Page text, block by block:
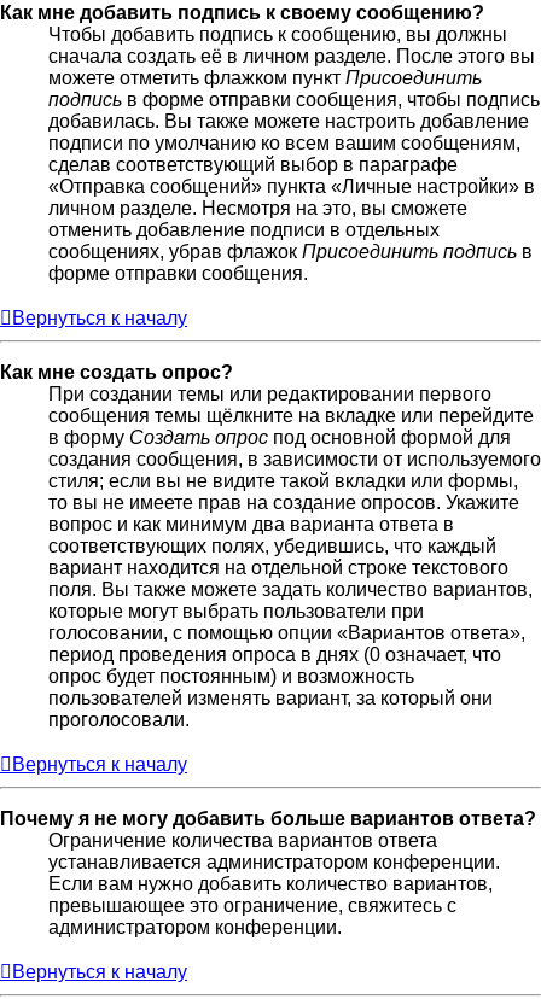
Как мне добавить подпись к своему сообщению?
Чтобы добавить подпись к сообщению, вы должны
сначала создать её в личном разделе. После этого вы
можете отметить флажком пункт Присоединить
подпись в форме отправки сообщения, чтобы подпись
добавилась. Вы также можете настроить добавление
подписи по умолчанию ко всем вашим сообщениям,
сделав соответствующий выбор в параграфе
«Отправка сообщений» пункта «Личные настройки» в
личном разделе. Несмотря на это, вы сможете
отменить добавление подписи в отдельных
сообщениях, убрав флажок Присоединить подпись в
форме отправки сообщения.
Вернуться к началу
Как мне создать опрос?
При создании темы или редактировании первого
сообщения темы щёлкните на вкладке или перейдите
в форму Создать опрос под основной формой для
создания сообщения, в зависимости от используемого
стиля; если вы не видите такой вкладки или формы,
то вы не имеете прав на создание опросов. Укажите
вопрос и как минимум два варианта ответа в
соответствующих полях, убедившись, что каждый
вариант находится на отдельной строке текстового
поля. Вы также можете задать количество вариантов,
которые могут выбрать пользователи при
голосовании, с помощью опции «Вариантов ответа»,
период проведения опроса в днях (0 означает, что
опрос будет постоянным) и возможность
пользователей изменять вариант, за который они
проголосовали.
Вернуться к началу
Почему я не могу добавить больше вариантов ответа?
Ограничение количества вариантов ответа
устанавливается администратором конференции.
Если вам нужно добавить количество вариантов,
превышающее это ограничение, свяжитесь с
администратором конференции.
Вернуться к началу